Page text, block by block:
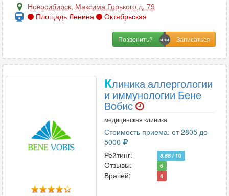
Новосибирск, Максима Горького д. 79
Площадь Ленина
Октябрьская
Позвонить?
Клиника аллергологии
и иммунологии Бене
Вобис
медицинская клиника
Стоимость приема: от 2805 до
5000
Рейтинг:
8.68 / 10
Отзывы: 6
Врачей: 4